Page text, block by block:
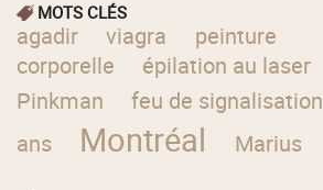
MOTS CLÉS
agadir viagra
peinture
corporelle
épilation au laser
Pinkman
feu de signalisation
ans
Montréal Marius